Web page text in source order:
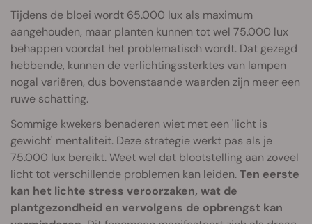
Tijdens de bloei wordt 65.000 lux als maximum
aangehouden, maar planten kunnen tot wel 75.000 lux
behappen voordat het problematisch wordt. Dat gezegd
hebbende, kunnen de verlichtingssterktes van lampen
nogal variëren, dus bovenstaande waarden zijn meer een
ruwe schatting.
Sommige kwekers benaderen wiet met een 'licht is
gewicht' mentaliteit. Deze strategie werkt pas als je
75.000 lux bereikt. Weet wel dat blootstelling aan zoveel
licht tot verschillende problemen kan leiden.Ten eerste
kan het lichte stress veroorzaken, wat de
plantgezondheid en vervolgens de opbrengst kan